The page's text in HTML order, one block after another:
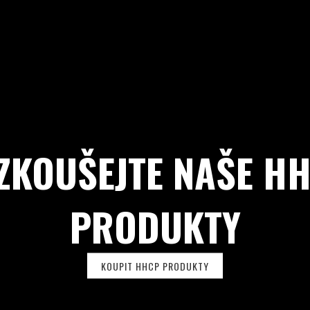
NAŠE
PRODUKTY
KOUPIT HHCP PRODUKTY